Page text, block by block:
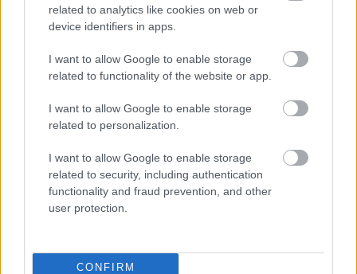
related to analytics like cookies on web or
device identifiers in apps.
I want to allow Google to enable storage
related to functionality of the website or app.
I want to allow Google to enable storage
related to personalization.
I want to allow Google to enable storage
related to security, including authentication
functionality and fraud prevention, and other
user protection.
CONFIRM
Paks II.: Mit jelent az 5. blokk új
mérföldköve a felülvizsgálat
HÍRLEVÉL